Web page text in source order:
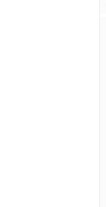
gif、pig、pdf形式
のアドレスからもお